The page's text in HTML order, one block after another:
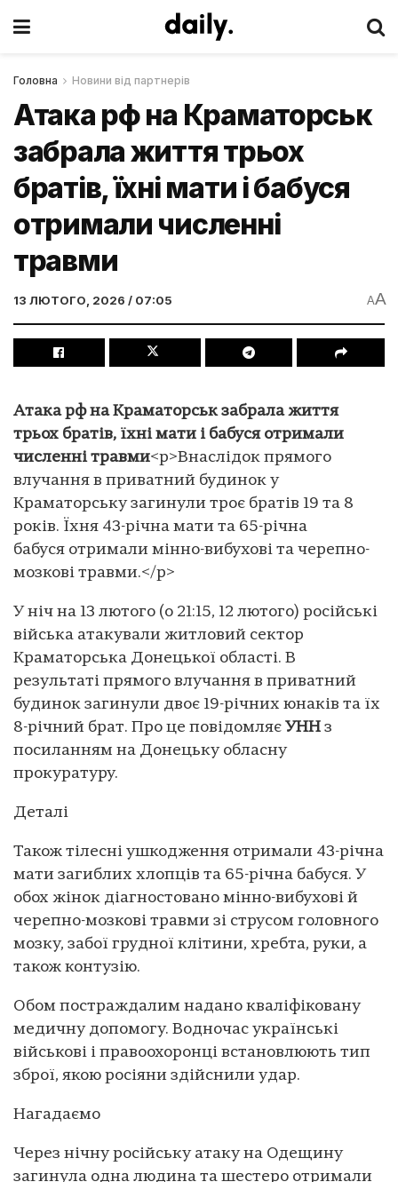
Головна Новини від партнерів
Атака рф на Краматорськ
забрала життя трьох
братів, їхні мати і бабуся
отримали численні
травми
13 ЛЮТОГО, 2026 / 07:05 AA
Атака рф на Краматорськ забрала життя
трьох братів, їхні мати і бабуся отримали
численні травми<p>Внаслідок прямого
влучання в приватний будинок у
Краматорську загинули троє братів 19 та 8
років. Їхня 43-річна мати та 65-річна
бабуся отримали мінно-вибухові та черепно-
мозкові травми.</p>
У ніч на 13 лютого (о 21:15, 12 лютого) російські
війська атакували житловий сектор
Краматорська Донецької області. В
результаті прямого влучання в приватний
будинок загинули двоє 19-річних юнаків та їх
8-річний брат. Про це повідомляє УНН з
посиланням на Донецьку обласну
прокуратуру.
Деталі
Також тілесні ушкодження отримали 43-річна
мати загиблих хлопців та 65-річна бабуся. У
обох жінок діагностовано мінно-вибухові й
черепно-мозкові травми зі струсом головного
мозку, забої грудної клітини, хребта, руки, а
також контузію.
Обом постраждалим надано кваліфіковану
медичну допомогу. Водночас українські
військові і правоохоронці встановлюють тип
зброї, якою росіяни здійснили удар.
Нагадаємо
Через нічну російську атаку на Одещину
загинула одна людина та шестеро отримали